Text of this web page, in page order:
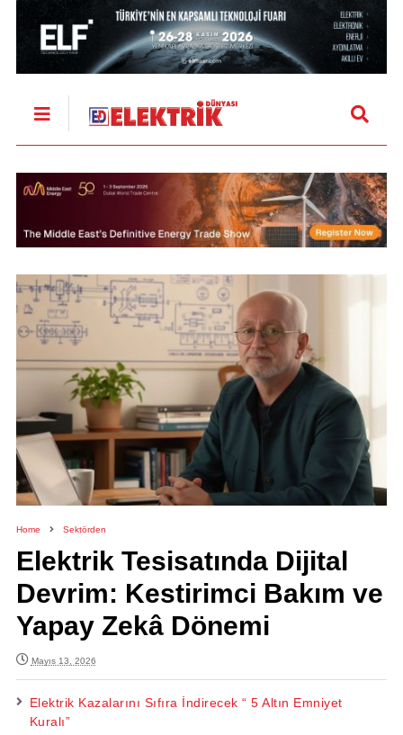
Home Sektörden
Elektrik Tesisatında Dijital
Devrim: Kestirimci Bakım ve
Yapay Zekâ Dönemi
Mayıs 13, 2026
Elektrik Kazalarını Sıfıra İndirecek “ 5 Altın Emniyet
Kuralı”